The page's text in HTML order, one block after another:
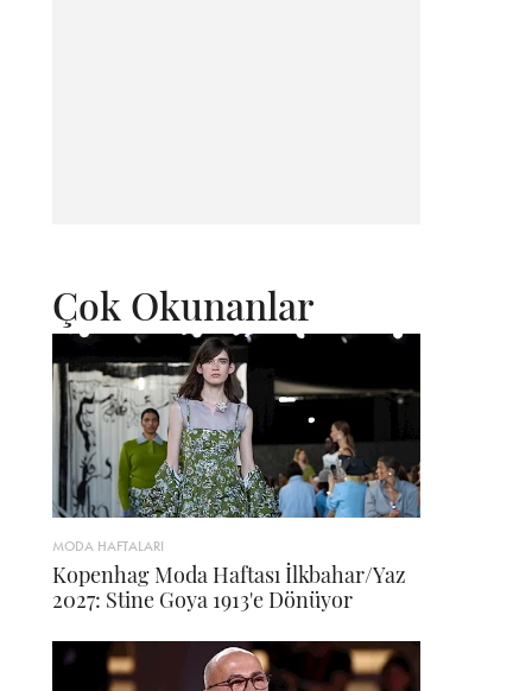
Çok Okunanlar
MODA HAFTALARI
Kopenhag Moda Haftası İlkbahar/Yaz
2027: Stine Goya 1913'e Dönüyor